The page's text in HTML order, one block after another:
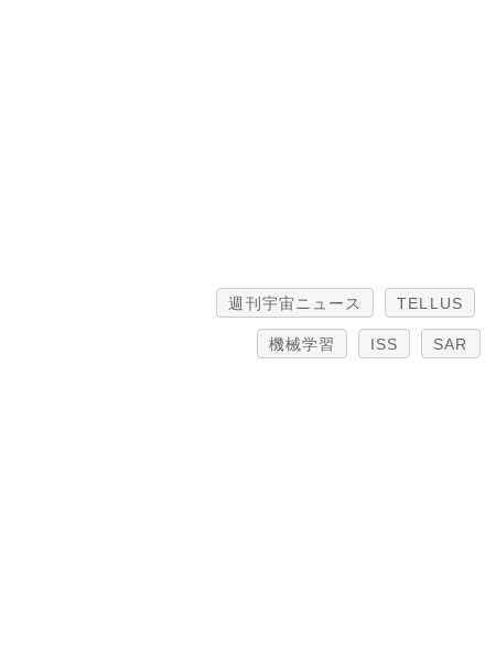
週刊宇宙ニュース TELLUS
機械学習 ISS SAR